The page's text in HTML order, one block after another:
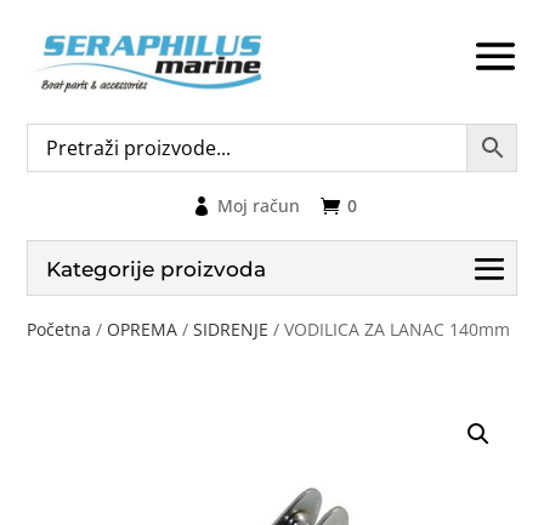
0
Moj račun
Kategorije proizvoda
Početna / OPREMA /SIDRENJE / VODILICA ZA LANAC 140mm